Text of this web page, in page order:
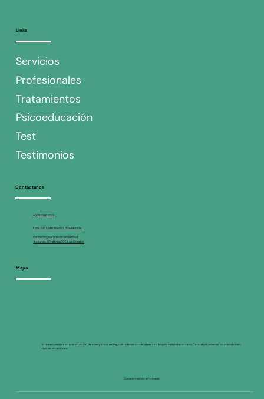
Links
Servicios
Profesionales
Tratamientos
Psicoeducación
Test
Testimonios
Contáctanos
contacto@terapeuticamente.cl
+569 5178 1523
Lota 2257, oficina 401, Providencia
Asturias 171 oficina 101, Las Condes
Mapa
Si te encuentras en una situación de emergencia o riesgo vital debes acudir al recinto hospitalario más cercano. Terapéuticamente no atiende este
tipo de situaciones.
Consentimiento informado